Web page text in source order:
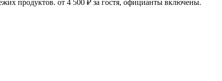
продуктов. от 4 500 ₽ за гостя, официанты включены.